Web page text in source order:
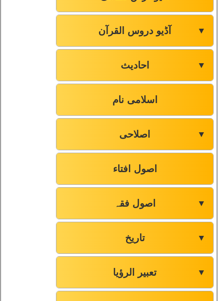
آڈیو دروس القرآن ▼
احادیث ▼
اسلامی نام
اصلاحی ▼
اصول افتاء
اصول فقہ ▼
تاریخ ▼
تعبیر الرؤیا ▼